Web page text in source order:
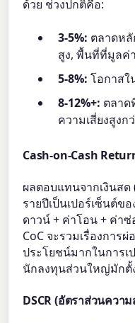
ด้วย ช่วงปกติคือ:
3-5%: ตลาดห
สูง, พื้นที่ที่มูลค่
5-8%: โอกาส
8-12%+: ตลาด
ความเสี่ยงสูงก
Cash-on-Cash
ผลตอบแทนจากเงินสด
รายปีเป็นเปอร์เซ็นต์ข
ดาวน์ + ค่าโอน + ค่า
CoC จะรวมเรื่องการ
ประโยชน์มากในการเ
นักลงทุนส่วนใหญ่มักตั้
DSCR (อัตราส่วนควา